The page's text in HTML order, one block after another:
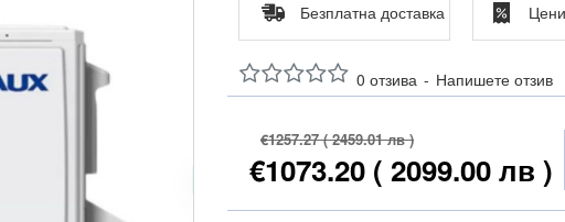
0 отзива - Напишете отзив
€1257.27( 2459.01 лв )
€1073.20 ( 2099.00 лв )
Безплатна доставка